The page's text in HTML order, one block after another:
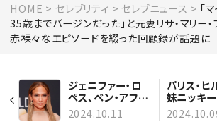
HOME セレブリティ セレブニュース
「
35歳までバージンだった」と元妻リサ・マリー
赤裸々なエピソードを綴った回顧録が話題に
ジェニファー・ロ
ペス、ベン・アフレ
ックとの離婚を
「一瞬たりとも後
2024.10.11
パリス・ヒ
妹ニッキー
トンの41歳
生日を盛